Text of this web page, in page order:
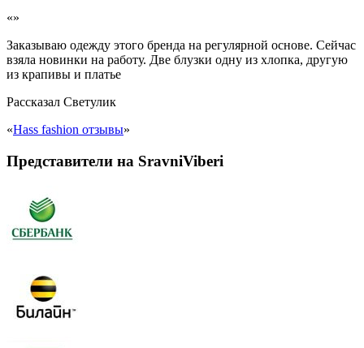
«»
Заказываю одежду этого бренда на регулярной основе. Сейчас
взяла новинки на работу. Две блузки одну из хлопка, другую
из крапивы и платье
Рассказал Светулик
«Hass fashion отзывы»
Представители на SravniViberi